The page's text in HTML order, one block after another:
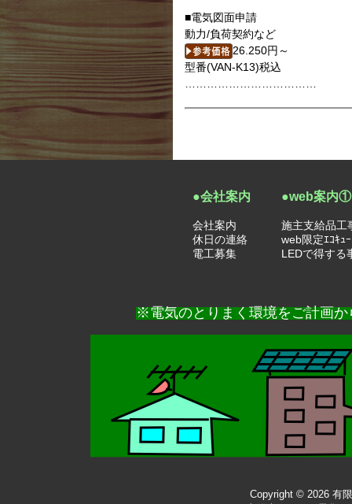
■電気図面申請
動力/負荷契約など
26.250円～
型番(VAN-K13)税込
●会社案内
会社案内
休日の連絡
電工募集
●web案内①
施主支給品工
web限定ｴｺｷｭ
LEDで得する
※電気のとりまく環境をご計画
Copyright © 2026 有